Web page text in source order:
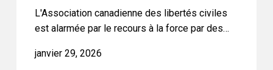
l’avocat
Sudine
L'Association canadienne des libertés civiles
est alarmée par le recours à la force par des…
janvier 29, 2026